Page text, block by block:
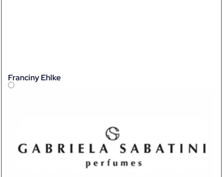
Franciny Ehlke